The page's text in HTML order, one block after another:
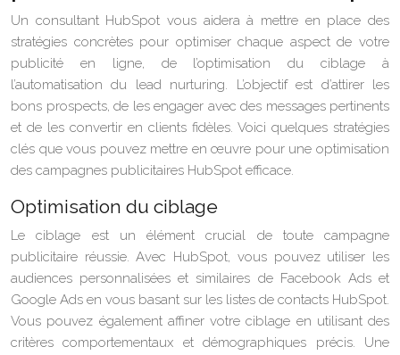
Un consultant HubSpot vous aidera à mettre en place des
stratégies concrètes pour optimiser chaque aspect de votre
publicité en ligne, de l’optimisation du ciblage à
l’automatisation du lead nurturing. L’objectif est d’attirer les
bons prospects, de les engager avec des messages pertinents
et de les convertir en clients fidèles. Voici quelques stratégies
clés que vous pouvez mettre en œuvre pour une optimisation
des campagnes publicitaires HubSpot efficace.
Optimisation du ciblage
Le ciblage est un élément crucial de toute campagne
publicitaire réussie. Avec HubSpot, vous pouvez utiliser les
audiences personnalisées et similaires de Facebook Ads et
Google Ads en vous basant sur les listes de contacts HubSpot.
Vous pouvez également affiner votre ciblage en utilisant des
critères comportementaux et démographiques précis. Une